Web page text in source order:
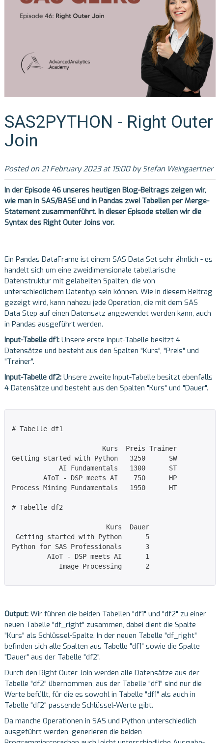
SAS2PYTHON - Right Outer
Join
Posted on 21 February 2023 at 15:00 by Stefan Weingaertner
In der Episode 46unseres heutigen Blog-Beitrags zeigen wir,
wie man in SAS/BASE und in Pandas zwei Tabellen per Merge-
Statement zusammenführt. In dieser Episode stellen wir die
Syntax des Right Outer Joins vor.
Ein Pandas DataFrame ist einem SAS Data Set sehr ähnlich - es
handelt sich um eine zweidimensionale tabellarische
Datenstruktur mit gelabelten Spalten, die von
unterschiedlichem Datentyp sein können. Wie in diesem Beitrag
gezeigt wird, kann nahezu jede Operation, die mit dem SAS
Data Step auf einen Datensatz angewendet werden kann, auch
in Pandas ausgeführt werden.
Input-Tabelle df1: Unsere erste Input-Tabelle besitzt 4
Datensätze und besteht aus den Spalten "Kurs", "Preis" und
"Trainer".
Input-Tabelle df2: Unsere zweite Input-Tabelle besitzt ebenfalls
4 Datensätze und besteht aus den Spalten "Kurs" und "Dauer".
# Tabelle df1
                       Kurs  Preis Trainer
Getting started with Python   3250      SW
            AI Fundamentals   1300      ST
        AIoT - DSP meets AI    750      HP
Process Mining Fundamentals   1950      HT
# Tabelle df2
                        Kurs  Dauer
Getting started with Python      5
Python for SAS Professionals      3
         AIoT - DSP meets AI      1
            Image Processing      2
Output: Wir führen die beiden Tabellen "df1" und "df2" zu einer
neuen Tabelle "df_right" zusammen, dabei dient die Spalte
"Kurs" als Schlüssel-Spalte. In der neuen Tabelle "df_right"
befinden sich alle Spalten aus Tabelle "df1" sowie die Spalte
"Dauer" aus der Tabelle "df2".
Durch den Right Outer Join werden alle Datensätze aus der
Tabelle "df2" übernommen, aus der Tabelle "df1" sind nur die
Werte befüllt, für die es sowohl in Tabelle "df1" als auch in
Tabelle "df2" passende Schlüssel-Werte gibt.
Da manche Operationen in SAS und Python unterschiedlich
ausgeführt werden, generieren die beiden